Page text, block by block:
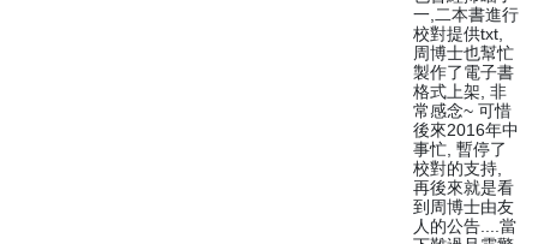
一,二本書進行
校對提供txt,
周博士也幫忙
製作了電子書
格式上架, 非
常感念~ 可惜
後來2016年中
事忙, 暫停了
校對的支持,
再後來就是看
到周博士由友
人的公告....當